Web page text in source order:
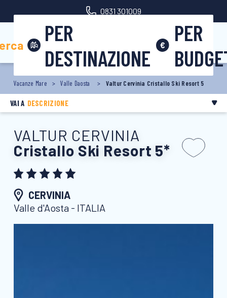
0831 301009
PER
DESTINAZIONE
PER
Vacanze Mare Valle Daosta Valtur Cervinia Cristallo Ski Resort 5
VAI A DESCRIZIONE
VALTUR CERVINIA
Cristallo Ski Resort 5*
CERVINIA
Valle d'Aosta - ITALIA